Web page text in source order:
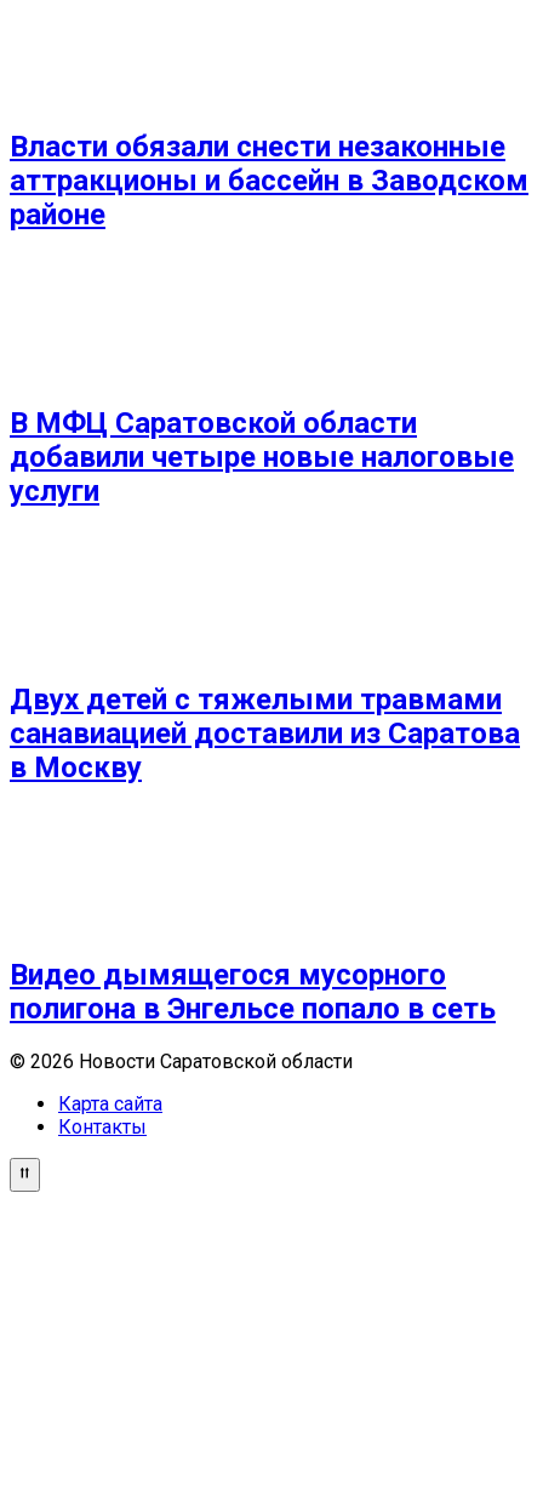
Власти обязали снести незаконные
аттракционы и бассейн в Заводском
районе
В МФЦ Саратовской области
добавили четыре новые налоговые
услуги
Двух детей с тяжелыми травмами
санавиацией доставили из Саратова
в Москву
Видео дымящегося мусорного
полигона в Энгельсе попало в сеть
© 2026 Новости Саратовской области
Карта сайта
Контакты